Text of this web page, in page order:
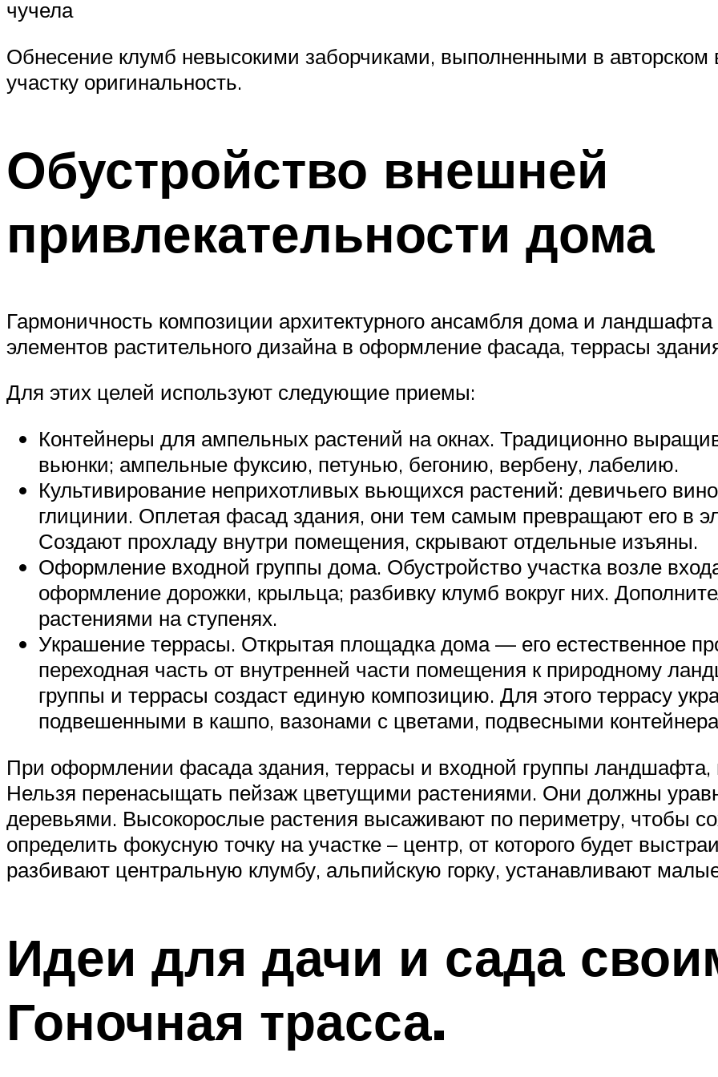
чучела
Обнесение клумб невысокими заборчиками, выполненными в авторском
участку оригинальность.
Обустройство внешней
привлекательности дома
Гармоничность композиции архитектурного ансамбля дома и ландшафта
элементов растительного дизайна в оформление фасада, террасы
Для этих целей используют следующие приемы:
Контейнеры для ампельных растений на окнах. Традиционно
вьюнки; ампельные фуксию, петунью, бегонию, вербену, лабелию.
Культивирование неприхотливых вьющихся растений: девичьего
глицинии. Оплетая фасад здания, они тем самым превращают его в
Создают прохладу внутри помещения, скрывают отдельные изъяны.
Оформление входной группы дома. Обустройство участка возле
оформление дорожки, крыльца; разбивку клумб вокруг них.
растениями на ступенях.
Украшение террасы. Открытая площадка дома — его естественное
переходная часть от внутренней части помещения к природному
группы и террасы создаст единую композицию. Для этого террасу
подвешенными в кашпо, вазонами с цветами, подвесными
При оформлении фасада здания, террасы и входной группы
Нельзя перенасыщать пейзаж цветущими растениями. Они должны
деревьями. Высокорослые растения высаживают по периметру, чтобы
определить фокусную точку на участке – центр, от которого будет
разбивают центральную клумбу, альпийскую горку, устанавливают
Идеи для дачи и сада
Гоночная трасса.